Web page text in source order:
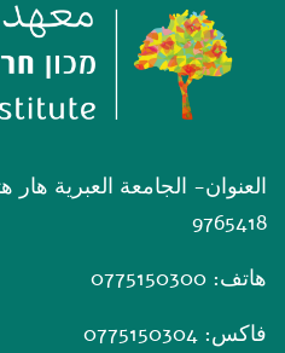
العنوان- الجامعة العبرية
9765418
هاتف: 0775150300
فاكس: 0775150304